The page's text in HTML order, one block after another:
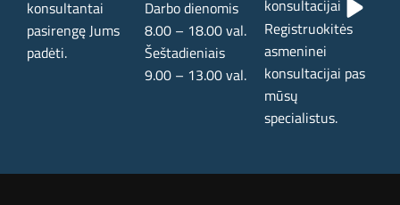
konsultantai
pasirengę Jums
padėti.
Darbo dienomis
8.00 – 18.00 val.
Šeštadieniais
9.00 – 13.00 val.
konsultacijai
Registruokitės
asmeninei
konsultacijai pas
mūsų
specialistus.